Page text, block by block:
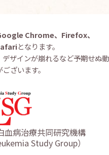
Chrome、Firefox、
となります。
ザインが崩れるなど予期せぬ動
ざいます。
血病治療共同研究機構
Study Group）